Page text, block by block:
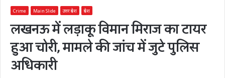
Crime Main Slide उत्तर प्रदेश प्रदेश
लखनऊ में लड़ाकू विमान मिराज का टायर
हुआ चोरी, मामले की जांच में जुटे पुलिस
अधिकारी